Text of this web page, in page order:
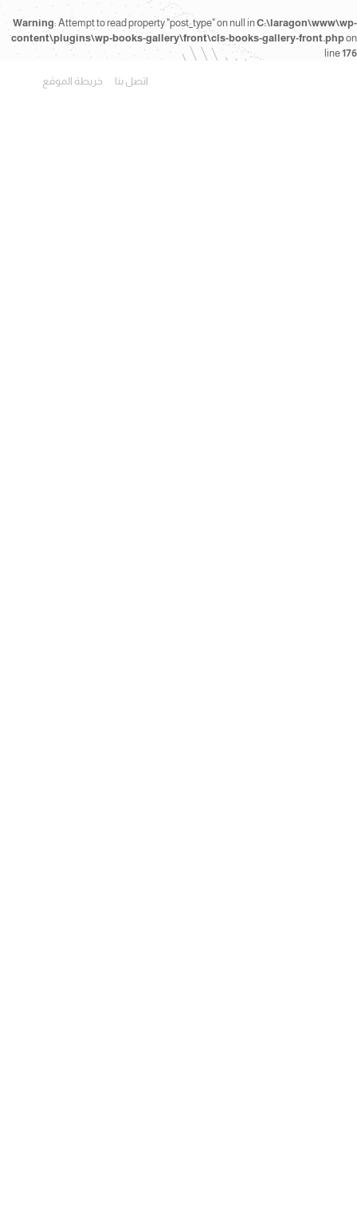
Warning: Attempt to read property "post_type" on null inC:\laragon\www\wp-
content\plugins\wp-books-gallery\front\cls-books-gallery-front.phpon
line176
اتصل بنا خريطة الموقع